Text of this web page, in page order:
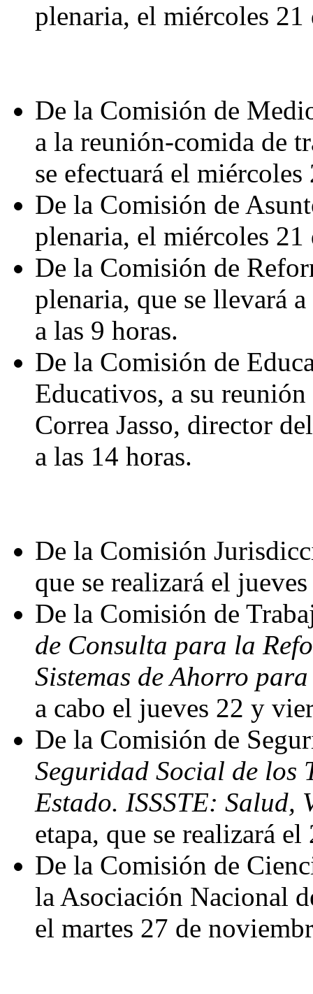
plenaria, el miércoles
De la Comisión de
a la reunión-comida de
se efectuará el
De la Comisión de
plenaria, el miércoles
De la Comisión de
plenaria, que se llevará
a las 9 horas.
De la Comisión de
Educativos, a su
Correa Jasso, director
a las 14 horas.
De la Comisión
que se realizará el
De la Comisión de
de Consulta para la
Sistemas de Ahorro
a cabo el jueves 22 y
De la Comisión de
Seguridad Social de los
Estado. ISSSTE: Salud,
etapa, que se realizará
De la Comisión de
la Asociación Nacional
el martes 27 de